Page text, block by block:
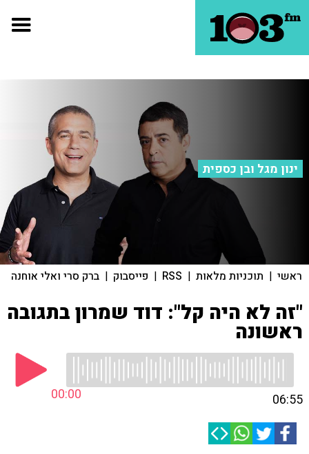
ינון מגל ובן כספית
ראשי | תוכניות מלאות |
RSS
| פייסבוק | ברק סרי ואלי אוחנה
"זה לא היה קל": דוד שמרון בתגובה
ראשונה
00:00 06:55